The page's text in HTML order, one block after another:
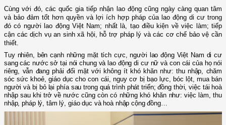
Cùng với đó, các quốc gia tiếp nhận lao động cũng ngày càng quan tâm
và bảo đảm tốt hơn quyền và lợi ích hợp pháp của lao động di cư trong
đó có người lao động Việt Nam; nhất là, tạo điều kiện về việc làm; tiếp
cận các dịch vụ an sinh xã hội, hỗ trợ pháp lý và các cơ chế bảo vệ cần
thiết.
Tuy nhiên, bên cạnh những mặt tích cực, người lao động Việt Nam di cư
sang các nước sở tại nói chung và lao động di cư nữ và con cái của họ nói
riêng, vẫn đang phải đối mặt với không ít khó khăn như: thu nhập, chăm
sóc sức khoẻ, giáo dục cho con cái, nguy cơ bị bạo lực, bóc lột, mua bán
người và bị bỏ lại phía sau trong quá trình phát triển; đồng thời, việc tái hoà
nhập sau khi trở về nước cũng còn có những khó khăn như: việc làm, thu
nhập, pháp lý, tâm lý, giáo dục và hoà nhập cộng đồng…